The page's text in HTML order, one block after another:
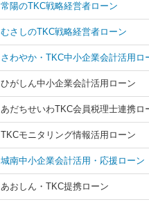
常陽のTKC戦略経営者ローン
むさしのTKC戦略経営者ローン
さわやか・TKC中小企業会計活用ロ
ひがしん中小企業会計活用ローン
あだちせいわTKC会員税理士連携ロ
TKCモニタリング情報活用ローン
城南中小企業会計活用・応援ローン
あおしん・TKC提携ローン